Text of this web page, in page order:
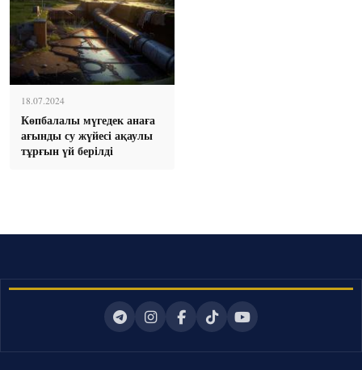
18.07.2024
Көпбалалы мүгедек анаға
ағынды су жүйесі ақаулы
тұрғын үй берілді